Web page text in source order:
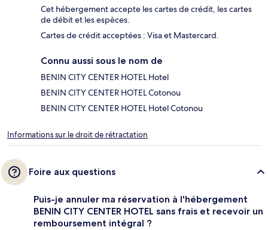
Cet hébergement accepte les cartes de crédit, les cartes
de débit et les espèces.
Cartes de crédit acceptées : Visa et Mastercard.
Connu aussi sous le nom de
BENIN CITY CENTER HOTEL Hotel
BENIN CITY CENTER HOTEL Cotonou
BENIN CITY CENTER HOTEL Hotel Cotonou
Informations sur le droit de rétractation
Foire aux questions
Puis-je annuler ma réservation à l'hébergement
BENIN CITY CENTER HOTEL sans frais et recevoir un
remboursement intégral ?